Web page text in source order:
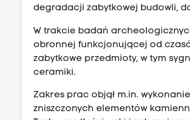
degradacji zabytkowej budowli,
W trakcie badań
obronnej funkcjonującej od
zabytkowe przedmioty, w tym
ceramiki.
Zakres prac objął m.in.
zniszczonych elementów